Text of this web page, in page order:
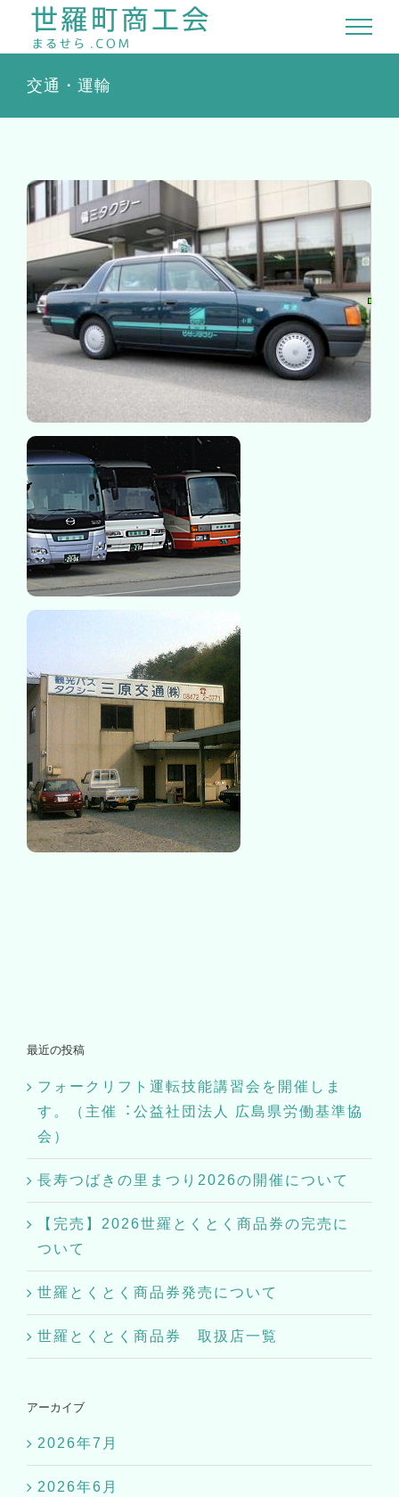
Skip
交通・運輸
最近の投稿
フォークリフト運転技能講習会を開催しま
す。（主催︓公益社団法⼈ 広島県労働基準協
会）
長寿つばきの里まつり2026の開催について
【完売】2026世羅とくとく商品券の完売に
ついて
世羅とくとく商品券発売について
世羅とくとく商品券 取扱店一覧
アーカイブ
2026年7月
2026年6月